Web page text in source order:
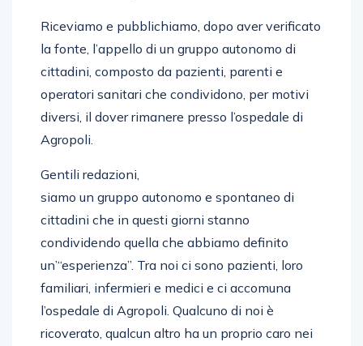
Riceviamo e pubblichiamo, dopo aver verificato
la fonte, l’appello di un gruppo autonomo di
cittadini, composto da pazienti, parenti e
operatori sanitari che condividono, per motivi
diversi, il dover rimanere presso l’ospedale di
Agropoli.
Gentili redazioni,
siamo un gruppo autonomo e spontaneo di
cittadini che in questi giorni stanno
condividendo quella che abbiamo definito
un’“esperienza”. Tra noi ci sono pazienti, loro
familiari, infermieri e medici e ci accomuna
l’ospedale di Agropoli. Qualcuno di noi è
ricoverato, qualcun altro ha un proprio caro nei